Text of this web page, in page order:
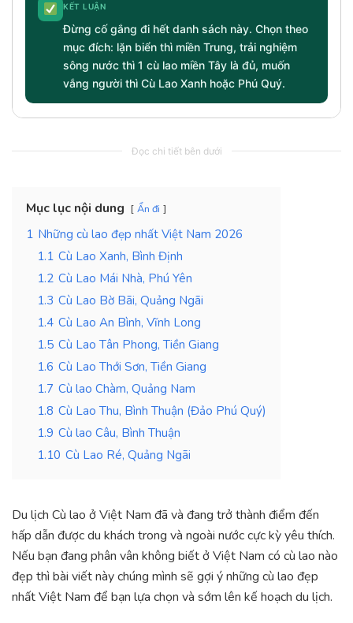
KẾT LUẬN
Đừng cố gắng đi hết danh sách này. Chọn theo
mục đích: lặn biển thì miền Trung, trải nghiệm
sông nước thì 1 cù lao miền Tây là đủ, muốn
vắng người thì Cù Lao Xanh hoặc Phú Quý.
Đọc chi tiết bên dưới
Mục lục nội dung Ẩn đi
1 Những cù lao đẹp nhất Việt Nam 2026
1.1 Cù Lao Xanh, Bình Định
1.2 Cù Lao Mái Nhà, Phú Yên
1.3 Cù Lao Bờ Bãi, Quảng Ngãi
1.4 Cù Lao An Bình, Vĩnh Long
1.5 Cù Lao Tân Phong, Tiền Giang
1.6 Cù Lao Thới Sơn, Tiền Giang
1.7 Cù lao Chàm, Quảng Nam
1.8 Cù Lao Thu, Bình Thuận (Đảo Phú Quý)
1.9 Cù lao Câu, Bình Thuận
1.10 Cù Lao Ré, Quảng Ngãi
Du lịch Cù lao ở Việt Nam đã và đang trở thành điểm đến
hấp dẫn được du khách trong và ngoài nước cực kỳ yêu thích.
Nếu bạn đang phân vân không biết ở Việt Nam có cù lao nào
đẹp thì bài viết này chúng mình sẽ gợi ý những cù lao đẹp
nhất Việt Nam để bạn lựa chọn và sớm lên kế hoạch du lịch.